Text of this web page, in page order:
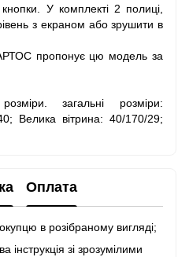
У комплекті 2 полиці,
з екраном або зрушити в
пропонує цю модель за
загальні розміри:
Велика вітрина: 40/170/29;
Оплата
в розібраному вигляді;
інструкція зі зрозумілими